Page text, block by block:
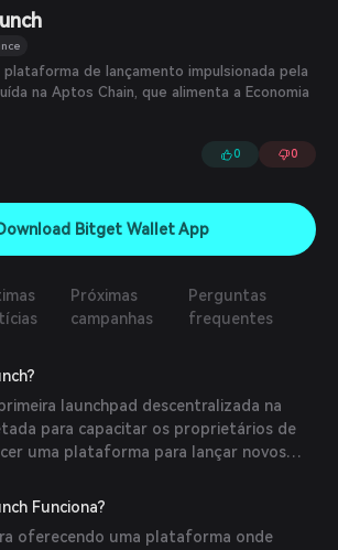
plataforma de lançamento impulsionada pela
na Aptos Chain, que alimenta a Economia
0 0
Bitget Wallet App
Próximas
campanhas
Perguntas
frequentes
launchpad descentralizada na
para capacitar os proprietários de
uma plataforma para lançar novos
ecossistema Aptos. Seu objetivo é
da blockchain Aptos facilitando a
inovadores.
Funciona?
oferecendo uma plataforma onde